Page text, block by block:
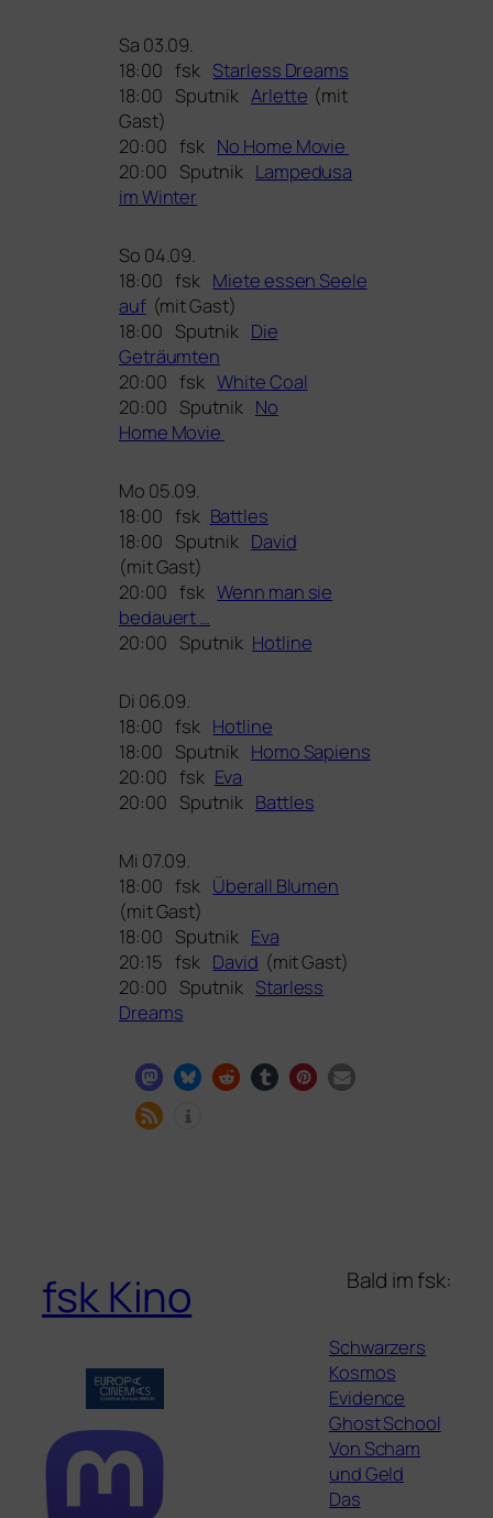
Sa 03.09.
18:00 fsk Starless Dreams
18:00 SputnikArlette (mit
Gast)
20:00 fsk No Home Movie
20:00 Sputnik Lampedusa
im Winter
So 04.09.
18:00 fsk Miete essen Seele
auf(mit Gast)
18:00 Sputnik Die
Geträumten
20:00 fskWhite Coal
20:00 Sputnik No
Home Movie
Mo 05.09.
18:00 fsk Battles
18:00 Sputnik David
(mit Gast)
20:00 fskWenn man sie
bedauert …
20:00 Sputnik Hotline
Di 06.09.
18:00 fsk Hotline
18:00 Sputnik Homo Sapiens
20:00 fsk Eva
20:00 Sputnik Battles
Mi 07.09.
18:00 fsk Überall Blumen
(mit Gast)
18:00 Sputnik Eva
20:15 fsk David (mit Gast)
20:00 Sputnik Starless
Dreams
fsk Kino Bald im fsk:
Schwarzers
Kosmos
Evidence
Ghost School
Von Scham
und Geld
Das